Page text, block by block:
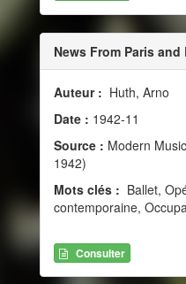
News From Paris
Auteur : Huth, Arno
Date : 1942-11
Source : Modern
1942)
Mots clés : Ballet,
contemporaine,
Consulter